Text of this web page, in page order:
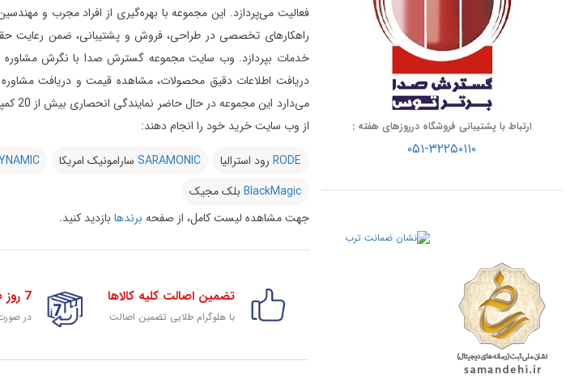
ارتباط با پشتیبانی فروشگاه درروزهای هفته :
۰۵۱-۳۲۲۵۰۱۱۰
فعالیت می‌پردازد.
راهکارهای تخصصی در طراحی، فروش و پشتیبانی، ضمن رعایت حقوق
خدمات بپردازد. وب سایت مجموعه گسترش صدا با نگرش مشاوره و
دریافت اطلاعات دقیق محصولات، مشاهده قیمت و دریافت مشاوره
از وب سایت خرید خود را انجام دهند:
RODE رود استرالیا SARAMONIC سارامونیک امریکا
BlackMagic بلک مجیک
جهت مشاهده لیست کامل، از صفحه برندها بازدید کنید.
تضمین اصالت کلیه کالاها
با هلوگرام طلایی تضمین اصالت
7 روز ضمانت برگشت
در